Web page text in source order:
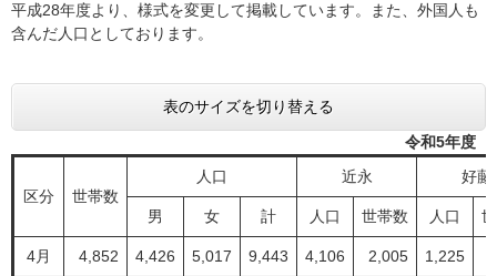
平成28年度より、様式を変更して掲載しています。また、外国人も
含んだ人口としております。
表のサイズを切り替える
令和5年度
区分 世帯数
人口 近永 好藤
男 女 計 人口 世帯数 人口
4月 4,852 4,426 5,017 9,443 4,106 2,005 1,225